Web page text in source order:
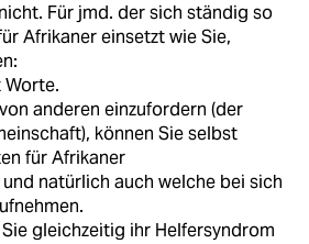
Für jmd. der sich ständig so
Afrikaner einsetzt wie Sie,
anderen einzufordern (der
können Sie selbst
für Afrikaner
natürlich auch welche bei sich
gleichzeitig ihr Helfersyndrom